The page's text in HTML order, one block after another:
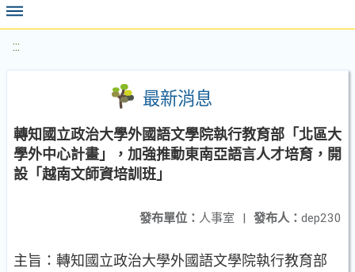
:::
最新消息
轉知國立政治大學外國語文學院執行教育部「北區大
學外中心計畫」，加強推動東南亞語言人才培育，開
設「越南文師資培訓班」
發布人： dep230
發布單位： 人事室 |
主旨：轉知國立政治大學外國語文學院執行教育部